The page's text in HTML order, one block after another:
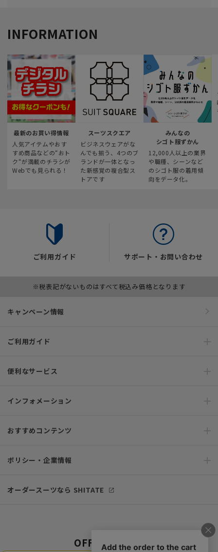
INFORMATION
最新のお買い得情報
人気アイテムやおす
すめ商品などの“おト
ク“が満載のチラシが
Webでも見られる！
スーツスクエア
ビジネスウェアがな
んでも揃う、4つのブ
ランドが一体となっ
た新感覚の複合型ス
トアです
みんなの
シゴト服ずかん
12,000人以上の業界
や職種、シーンなど
のシゴト服の着用傾
向をデータ化。
ご利用ガイド サポート・お問い合わせ
※税表記がないものはすべて税込み価格となります
キャンペーン情報
ご利用ガイド
便利なサービス
インフォメーション
おすすめコンテンツ
ポリシー・企業情報
オーダースーツなら SHITATE
OFFICIAL SNS